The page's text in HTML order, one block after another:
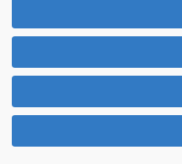
והתחמקות ממס
מתמודדים עם